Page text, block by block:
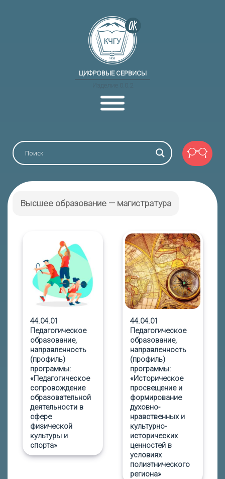
ЦИФРОВЫЕ СЕРВИСЫ
Высшее образование — магистратура
44.04.01
Педагогическое
образование,
направленность
(профиль)
программы:
«Педагогическое
сопровождение
образовательной
деятельности в
сфере
физической
культуры и
спорта»
44.04.01
Педагогическое
образование,
направленность
(профиль)
программы:
«Историческое
просвещение и
формирование
духовно-
нравственных и
культурно-
исторических
ценностей в
условиях
полиэтнического
региона»